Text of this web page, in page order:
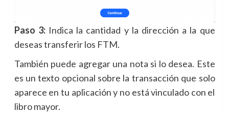
Paso 3: Indica la cantidad y la dirección a la que
deseas transferir los FTM.
También puede agregar una nota si lo desea. Este
es un texto opcional sobre la transacción que solo
aparece en tu aplicación y no está vinculado con el
libro mayor.